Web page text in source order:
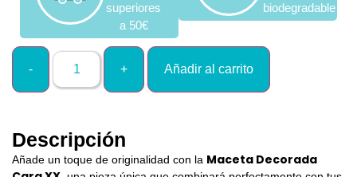
superiores
a 50€
biodegradable
Añadir al carrito
Descripción
Añade un toque de originalidad con la Maceta Decorada